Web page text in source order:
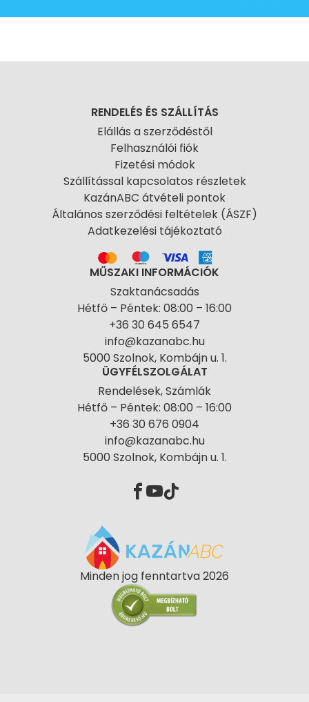
RENDELÉS ÉS SZÁLLÍTÁS
Elállás a szerződéstől
Felhasználói fiók
Fizetési módok
Szállítással kapcsolatos részletek
KazánABC átvételi pontok
Általános szerződési feltételek (ÁSZF)
Adatkezelési tájékoztató
MŰSZAKI INFORMÁCIÓK
Szaktanácsadás
Hétfő – Péntek: 08:00 – 16:00
+36 30 645 6547
info@kazanabc.hu
5000 Szolnok, Kombájn u. 1.
ÜGYFÉLSZOLGÁLAT
Rendelések, Számlák
Hétfő – Péntek: 08:00 – 16:00
+36 30 676 0904
info@kazanabc.hu
5000 Szolnok, Kombájn u. 1.
Minden jog fenntartva 2026